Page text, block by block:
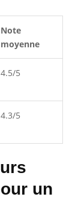
Note
moyenne
4.5/5
4.3/5
un